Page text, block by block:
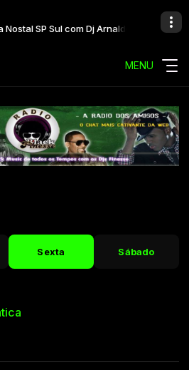
Nostal SP Sul com Dj Arnaldo
MENU
Sexta Sábado